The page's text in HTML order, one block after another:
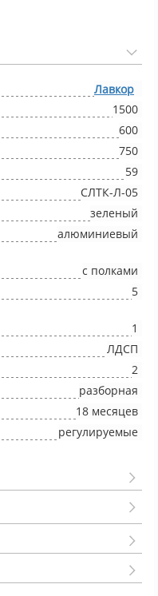
Лавкор
1500
600
750
59
СЛТК-Л-05
зеленый
алюминиевый
с полками
5
1
ЛДСП
2
разборная
18 месяцев
регулируемые